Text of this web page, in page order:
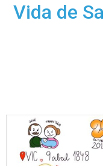
Vida de